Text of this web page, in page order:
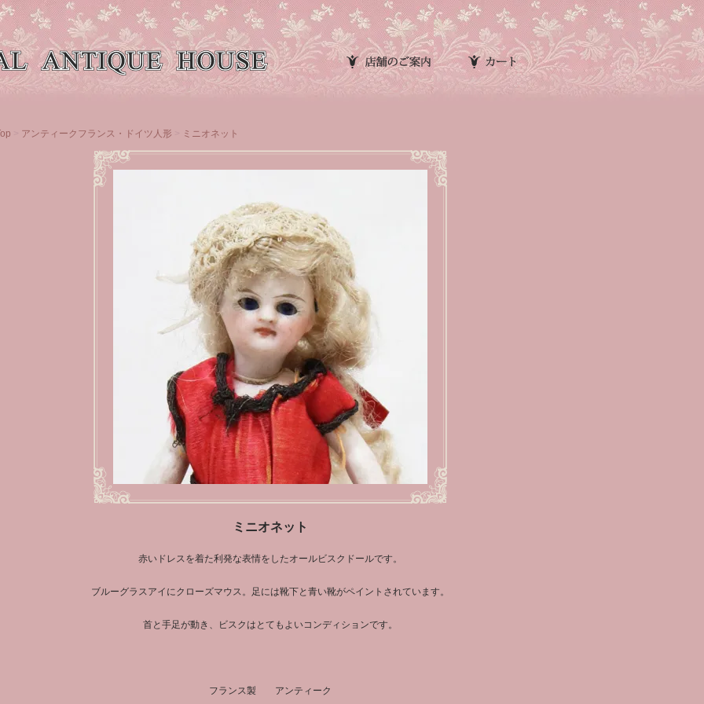
アンティークフランス・ドイツ人形 ミニオネット
ミニオネット
赤いドレスを着た利発な表情をしたオールビスクドールです。
ブルーグラスアイにクローズマウス。足には靴下と青い靴がペイントされています。
首と手足が動き、ビスクはとてもよいコンディションです。
フランス製 アンティーク